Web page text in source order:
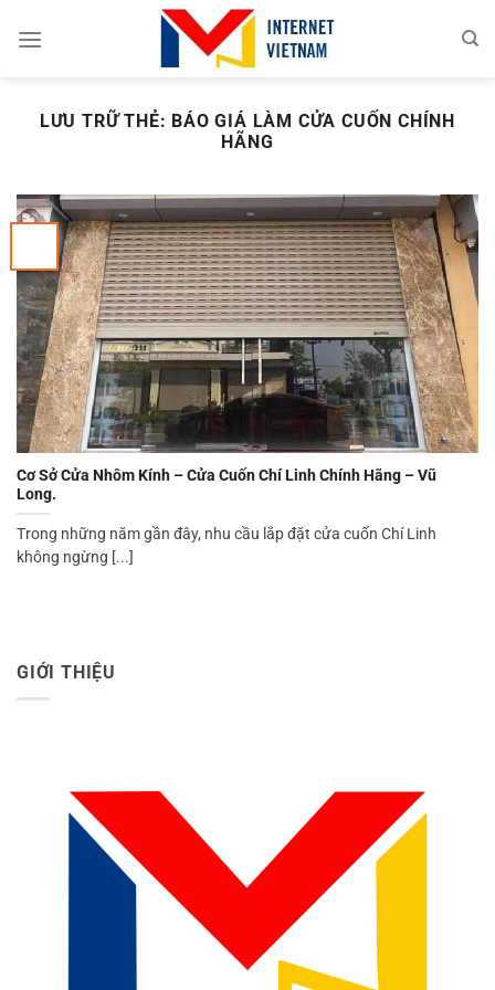
đến
LƯU TRỮ THẺ: BÁO GIÁ LÀM CỬA CUỐN CHÍNH
HÃNG
Cơ Sở Cửa Nhôm Kính – Cửa Cuốn Chí Linh Chính Hãng – Vũ
Long.
Trong những năm gần đây, nhu cầu lắp đặt cửa cuốn Chí Linh
không ngừng [...]
GIỚI THIỆU